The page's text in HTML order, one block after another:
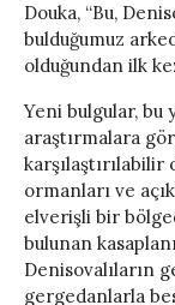
Douka, “Bu,
bulduğumuz
olduğundan ilk
Yeni bulgular, bu
araştırmalara
ormanları ve
elverişli bir
bulunan
Denisovalıların
gergedanlarla